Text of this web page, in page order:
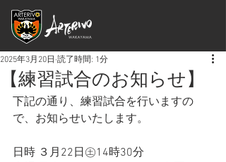
【練習試合のお知らせ】
2025年3月20日 読了時間: 1分
下記の通り、練習試合を行いますの
で、お知らせいたします。
日時 ３月22日㊏14時30分